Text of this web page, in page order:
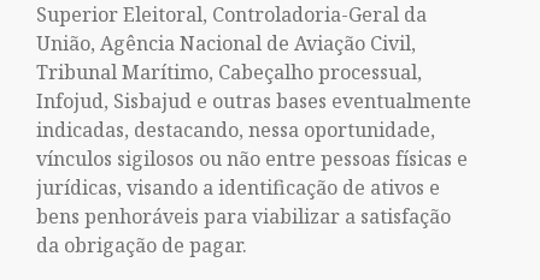
Superior Eleitoral, Controladoria-Geral da
União, Agência Nacional de Aviação Civil,
Tribunal Marítimo, Cabeçalho processual,
Infojud, Sisbajud e outras bases eventualmente
indicadas, destacando, nessa oportunidade,
vínculos sigilosos ou não entre pessoas físicas e
jurídicas, visando a identificação de ativos e
bens penhoráveis para viabilizar a satisfação
da obrigação de pagar.